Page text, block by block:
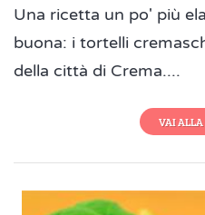
Una ricetta un po' più
buona: i tortelli
della città di Crema....
VAI